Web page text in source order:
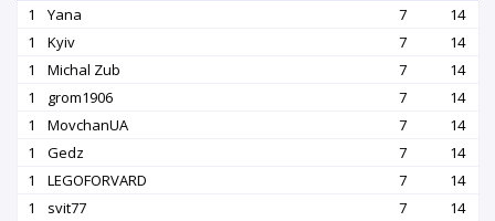
1 Yana 7
14
1
Kyiv 7
14
1
Michal Zub 7
14
1
grom1906 7
14
1
MovchanUA 7
14
1
Gedz 7
14
1
LEGOFORVARD 7
14
1
svit77 7
14